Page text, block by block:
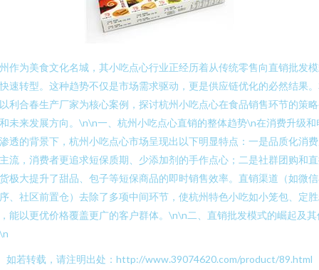
作为美食文化名城，其小吃点心行业正经历着从传统零售向直销批发
速转型。这种趋势不仅是市场需求驱动，更是供应链优化的必然结果
利合春生产厂家为核心案例，探讨杭州小吃点心在食品销售环节的策
未来发展方向。\n\n一、杭州小吃点心直销的整体趋势\n在消费升级和
透的背景下，杭州小吃点心市场呈现出以下明显特点：一是品质化消
流，消费者更追求短保质期、少添加剂的手作点心；二是社群团购和
极大提升了甜品、包子等短保商品的即时销售效率。直销渠道（如微
、社区前置仓）去除了多项中间环节，使杭州特色小吃如小笼包、定
能以更优价格覆盖更广的客户群体。\n\n二、直销批发模式的崛起及其
如若转载，请注明出处：http://www.39074620.com/product/89.html